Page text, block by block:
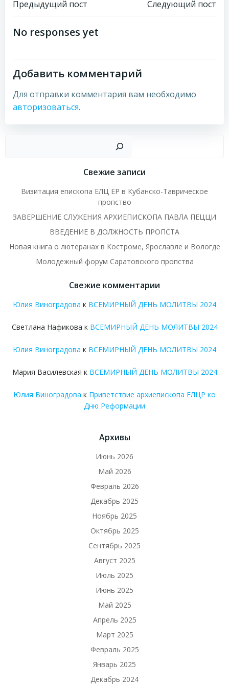
Навигация
по
Предыдущий пост
Навигация
Следующий пост
No responses yet
Добавить комментарий
Для отправки комментария вам необходимо
авторизоваться.
Свежие записи
Визитация епископа ЕЛЦ ЕР в Кубанско-Таврическое
пропство
ЗАВЕРШЕНИЕ СЛУЖЕНИЯ АРХИЕПИСКОПА ПАВЛА ПЕЦЦИ
ВВЕДЕНИЕ В ДОЛЖНОСТЬ ПРОПСТА
Новая книга о лютеранах в Костроме, Ярославле и Вологде
Молодежный форум Саратовского пропства
Свежие комментарии
Юлия Виноградова к ВСЕМИРНЫЙ ДЕНЬ МОЛИТВЫ 2024
Светлана Нафикова к ВСЕМИРНЫЙ ДЕНЬ МОЛИТВЫ 2024
Юлия Виноградова к ВСЕМИРНЫЙ ДЕНЬ МОЛИТВЫ 2024
Мария Василевская к ВСЕМИРНЫЙ ДЕНЬ МОЛИТВЫ 2024
Юлия Виноградова к Приветствие архиепископа ЕЛЦР ко
Дню Реформации
Архивы
Июнь 2026
Май 2026
Февраль 2026
Декабрь 2025
Ноябрь 2025
Октябрь 2025
Сентябрь 2025
Август 2025
Июль 2025
Июнь 2025
Май 2025
Апрель 2025
Март 2025
Февраль 2025
Январь 2025
Декабрь 2024